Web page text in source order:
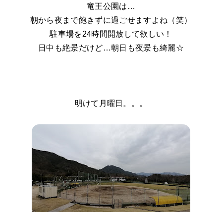
竜王公園は…
朝から夜まで飽きずに過ごせますよね（笑）
駐車場を24時間開放して欲しい！
日中も絶景だけど…朝日も夜景も綺麗☆
明けて月曜日。。。